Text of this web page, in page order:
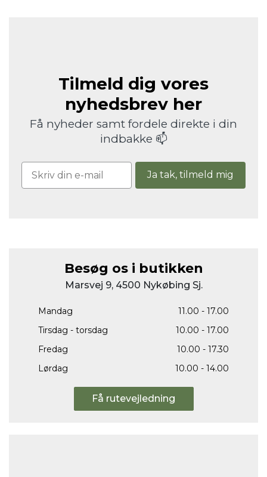
Tilmeld dig vores
nyhedsbrev her
Få nyheder samt fordele direkte i din
indbakke 📫
Ja tak, tilmeld mig
Besøg os i butikken
Marsvej 9, 4500 Nykøbing Sj.
Mandag
11.00 - 17.00
Tirsdag - torsdag
10.00 - 17.00
Fredag
10.00 - 17.30
Lørdag
10.00 - 14.00
Få rutevejledning